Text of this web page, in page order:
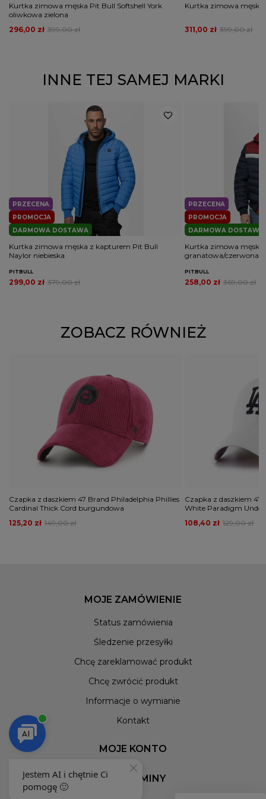
Kurtka zimowa męska Pit Bull Softshell York
oliwkowa zielona
399,00 zł
296,00 zł
Kurtka zimowa męska
399,00 zł
311,00 zł
INNE TEJ SAMEJ MARKI
PROMOCJA
PRZECENA
DARMOWA DOSTAWA
Kurtka zimowa męska z kapturem Pit Bull
Naylor niebieska
PITBULL
379,00 zł
299,00 zł
PROMOCJA
PRZECENA
DARMOWA DOSTAWA
Kurtka zimowa męska
granatowa/czerwona
PITBULL
369,00 zł
258,00 zł
ZOBACZ RÓWNIEŻ
Czapka z daszkiem 47 Brand Philadelphia Phillies
Cardinal Thick Cord burgundowa
149,00 zł
125,20 zł
Czapka z daszkiem 47
White Paradigm Under
129,00 zł
108,40 zł
MOJE ZAMÓWIENIE
Status zamówienia
Śledzenie przesyłki
Chcę zareklamować produkt
Chcę zwrócić produkt
Informacje o wymianie
Kontakt
MOJE KONTO
REGULAMINY